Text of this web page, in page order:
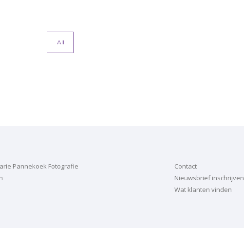
All
Pannekoek Fotografie
Contact
Nieuwsbrief inschrijven
Wat klanten vinden